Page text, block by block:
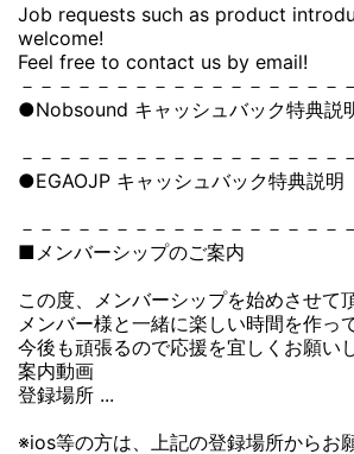
Job requests such as product
welcome!
Feel free to contact us by email!
－－－－－－－－－－－－－－－－－
●Nobsound キャッシュバック特典説
－－－－－－－－－－－－－－－－－
●EGAOJP キャッシュバック特典説明
－－－－－－－－－－－－－－－－－
■メンバーシップのご案内
この度、メンバーシップを始めさせて
メンバー様と一緒に楽しい時間を作っ
今後も頑張るので応援を宜しくお願い
案内動画
登録場所 ...
※ios等の方は、上記の登録場所からお